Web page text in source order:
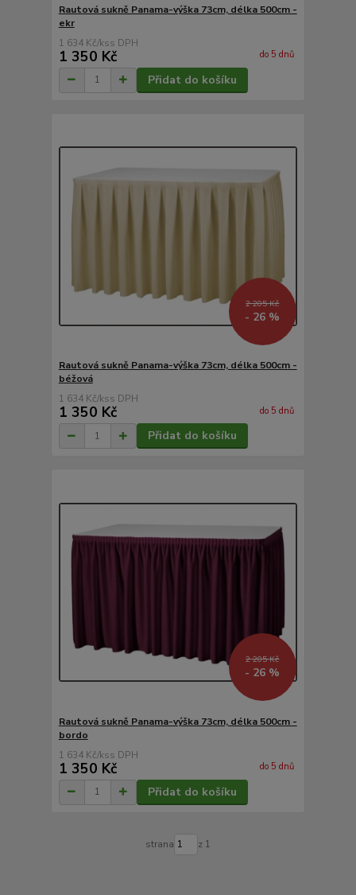
Rautová sukně Panama-výška 73cm, délka 500cm -
ekr
1 634 Kč/ks
1 350 Kč do 5 dnů
Přidat do košíku
2 205 Kč
- 26 %
Rautová sukně Panama-výška 73cm, délka 500cm -
béžová
1 634 Kč/ks
1 350 Kč do 5 dnů
Přidat do košíku
2 205 Kč
- 26 %
Rautová sukně Panama-výška 73cm, délka 500cm -
bordo
1 634 Kč/ks
1 350 Kč do 5 dnů
Přidat do košíku
strana z 1